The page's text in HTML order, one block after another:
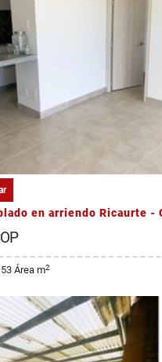
Área m2